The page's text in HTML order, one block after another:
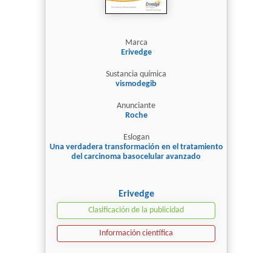
Marca
Erivedge
Sustancia química
vismodegib
Anunciante
Roche
Eslogan
Una verdadera transformación en el tratamiento
del carcinoma basocelular avanzado
Erivedge
Clasificación de la publicidad
Información científica